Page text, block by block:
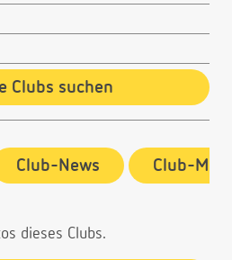
Clubs suchen
Club-News Club-
dieses Clubs.